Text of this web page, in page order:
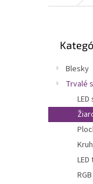
kategórie
Blesky
Trvalé